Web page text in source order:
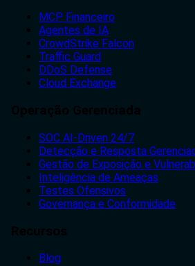
MCP Financeiro
Agentes de IA
CrowdStrike Falcon
Traffic Guard
DDoS Defense
Cloud Exchange
SOC AI-Driven 24/7
Detecção e Resposta
Gestão de Exposição e
Inteligência de Ameaças
Testes Ofensivos
Governança e Conformidade
Blog